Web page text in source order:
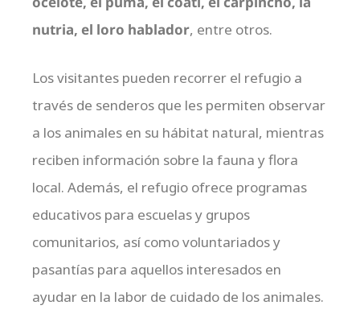
nutria, el loro hablador, entre otros.
Los visitantes pueden recorrer el refugio a
través de senderos que les permiten observar
a los animales en su hábitat natural, mientras
reciben información sobre la fauna y flora
local. Además, el refugio ofrece programas
educativos para escuelas y grupos
comunitarios, así como voluntariados y
pasantías para aquellos interesados en
ayudar en la labor de cuidado de los animales.